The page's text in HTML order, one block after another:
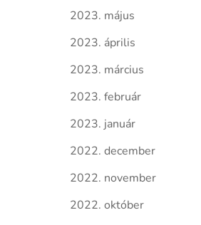
2023. május
2023. április
2023. március
2023. február
2023. január
2022. december
2022. november
2022. október